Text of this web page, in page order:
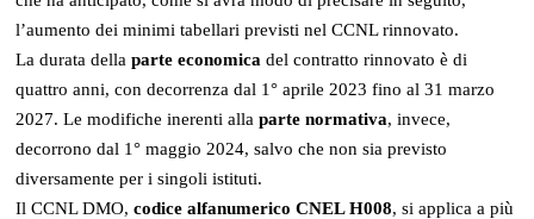
l’aumento dei minimi tabellari previsti nel CCNL rinnovato.
La durata dellaparte economica del contratto rinnovato è di
quattro anni, con decorrenza dal 1° aprile 2023 fino al 31 marzo
2027. Le modifiche inerenti allaparte normativa, invece,
decorrono dal 1° maggio 2024, salvo che non sia previsto
diversamente per i singoli istituti.
Il CCNL DMO,codice alfanumerico CNEL H008, si applica a più